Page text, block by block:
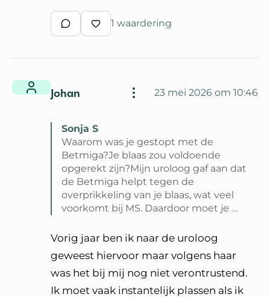
Schrijf een reactie
Waardeer reactie
1 waardering
Johan 23 mei 2026 om 10:46
Sonja S
Waarom was je gestopt met de
Betmiga?Je blaas zou voldoende
opgerekt zijn?Mijn uroloog gaf aan dat
de Betmiga helpt tegen de
overprikkeling van je blaas, wat veel
voorkomt bij MS. Daardoor moet je …
Vorig jaar ben ik naar de uroloog
geweest hiervoor maar volgens haar
was het bij mij nog niet verontrustend.
Ik moet vaak instantelijk plassen als ik